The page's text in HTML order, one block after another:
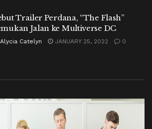
Trailer Perdana, “The Flash”
Jalan ke Multiverse DC
Alycia Catelyn JANUARY 25, 2022 0